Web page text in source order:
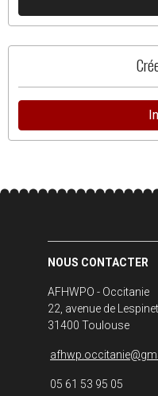
NOUS CONTACTER
AFHWPO - Occitanie
22, avenue de Lespinet
31400 Toulouse
05 61 53 95 05